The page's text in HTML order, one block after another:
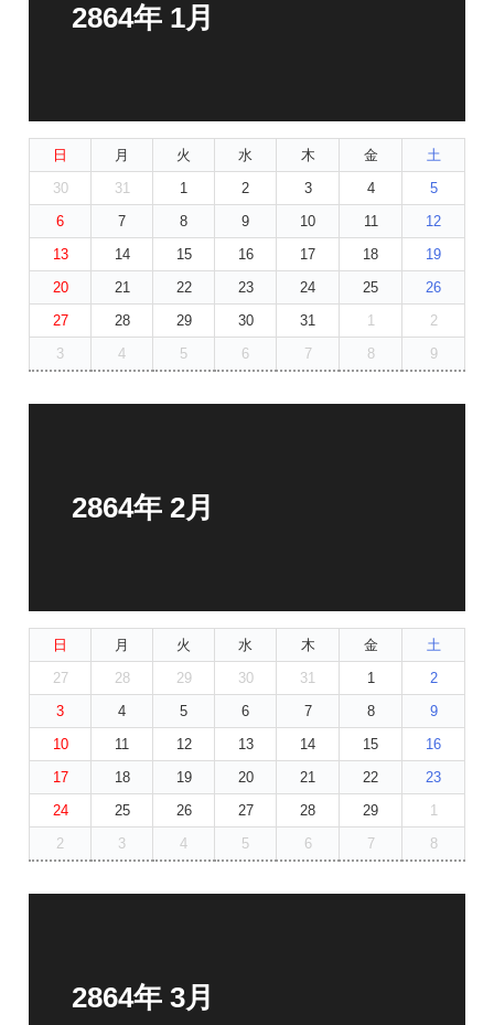
2864年 1月
日 月 火 水 木 金
土
30
31 1 2 3 4
5
6
7 8 9 10 11
12
13
14 15 16 17 18
19
20
21 22 23 24 25
26
27
28 29 30 31 1
2
3
4 5 6 7 8 9
2864年 2月
日 月 火 水 木 金
土
27
28 29 30 31 1
2
3
4 5 6 7 8
9
10
11 12 13 14 15
16
17
18 19 20 21 22
23
24
25 26 27 28 29
1
2
3 4 5 6 7 8
2864年 3月